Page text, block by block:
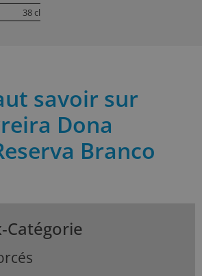
38 cl
savoir sur
Dona
Branco
Catégorie